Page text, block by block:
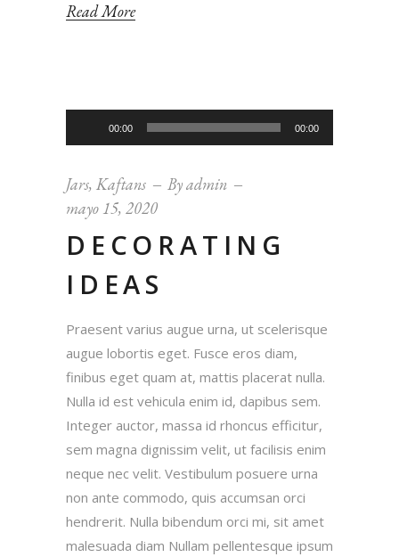
Read More
de
00:00 00:00
Jars, Kaftans Byadmin
mayo 15, 2020
DECORATING
IDEAS
Praesent varius augue urna, ut scelerisque
augue lobortis eget. Fusce eros diam,
finibus eget quam at, mattis placerat nulla.
Nulla id est vehicula enim id, dapibus sem.
Integer auctor, massa id rhoncus efficitur,
sem magna dignissim velit, ut facilisis enim
neque nec velit. Vestibulum posuere urna
non ante commodo, quis accumsan orci
hendrerit. Nulla bibendum orci mi, sit amet
malesuada diam Nullam pellentesque ipsum